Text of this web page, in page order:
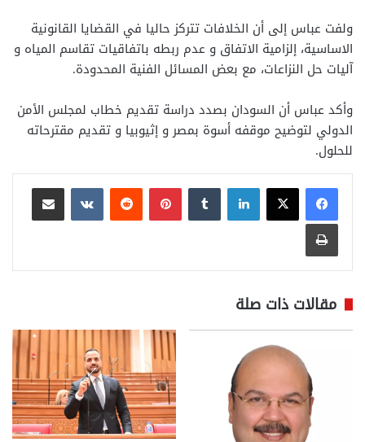
ولفت عباس إلى أن الخلافات تتركز حاليا في القضايا القانونية
الاساسية، إلزامية الاتفاق و عدم ربطه باتفاقيات تقاسم المياه و
آليات حل النزاعات، مع بعض المسائل الفنية المحدودة.
وأكد عباس أن السودان بصدد دراسة تقديم خطاب لمجلس الأمن
الدولي لتوضيح موقفه أسوة بمصر و إثيوبيا و تقديم مقترحاته
للحلول.
لينكدإن بينتيريست
مشاركة عبر البريد
طباعة
مقالات ذات صلة